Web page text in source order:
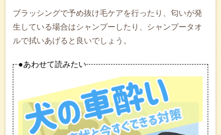
ブラッシングで予め抜け毛ケアを行ったり、匂いが発
生している場合はシャンプーしたり、シャンプータオ
ルで拭いあげると良いでしょう。
●あわせて読みたい